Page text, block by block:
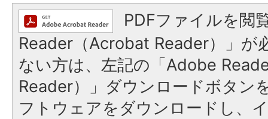
PDFファイルを閲
Reader（Acrobat Reader）」が
ない方は、左記の「Adobe
Reader）」ダウンロードボタン
フトウェアをダウンロードし、